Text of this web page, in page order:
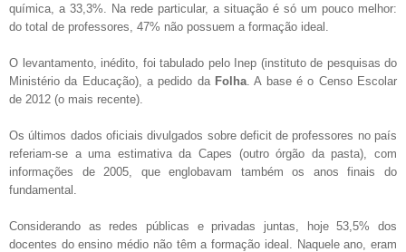
química, a 33,3%. Na rede particular, a situação é só um pouco melhor:
do total de professores, 47% não possuem a formação ideal.
O levantamento, inédito, foi tabulado pelo Inep (instituto de pesquisas do
Ministério da Educação), a pedido da Folha . A base é o Censo Escolar
de 2012 (o mais recente).
Os últimos dados oficiais divulgados sobre deficit de professores no país
referiam-se a uma estimativa da Capes (outro órgão da pasta), com
informações de 2005, que englobavam também os anos finais do
fundamental.
Considerando as redes públicas e privadas juntas, hoje 53,5% dos
docentes do ensino médio não têm a formação ideal. Naquele ano, eram